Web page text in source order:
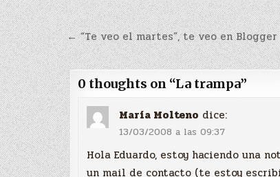
Navegación
de
entradas
← “Te veo el martes”, te veo en Blogger
0 thoughts on “La trampa”
María Molteno dice:
13/03/2008 a las 09:37
Hola Eduardo, estoy haciendo una
un mail de contacto (te estoy